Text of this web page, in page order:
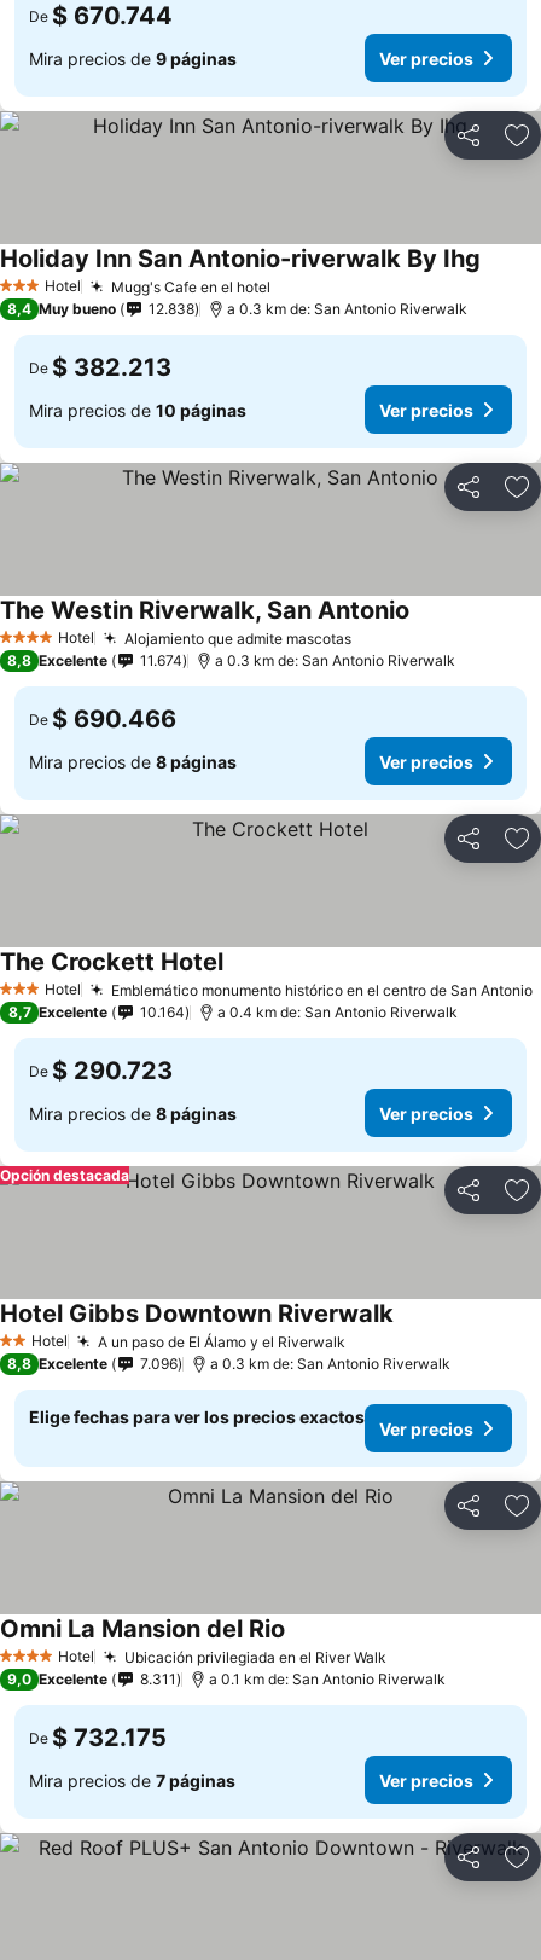
De $ 670.744
Mira precios de 9 páginas Ver precios
Compartir
3 Estrellas
Hotel Mugg's Cafe en el hotel
Holiday Inn San Antonio-riverwalk By Ihg
8,4 Muy bueno 12.838 a 0.3 km de: San Antonio Riverwalk
De $ 382.213
Mira precios de 10 páginas Ver precios
Compartir
4 EstrellasHotel Alojamiento que admite mascotas
The Westin Riverwalk, San Antonio
8,8 Excelente 11.674 a 0.3 km de: San Antonio Riverwalk
De $ 690.466
Mira precios de 8 páginas Ver precios
Compartir
3 Estrellas
Hotel Emblemático monumento histórico en el centro de San Antonio
The Crockett Hotel
8,7 Excelente 10.164 a 0.4 km de: San Antonio Riverwalk
De $ 290.723
Mira precios de 8 páginas Ver precios
Compartir
Opción destacada
2 Estrellas
Hotel A un paso de El Álamo y el Riverwalk
Hotel Gibbs Downtown Riverwalk
8,8 Excelente 7.096 a 0.3 km de: San Antonio Riverwalk
Elige fechas para ver los precios exactos
Ver precios
Compartir
4 EstrellasHotel Ubicación privilegiada en el River Walk
Omni La Mansion del Rio
9,0 Excelente 8.311 a 0.1 km de: San Antonio Riverwalk
De $ 732.175
Mira precios de 7 páginas Ver precios
Compartir